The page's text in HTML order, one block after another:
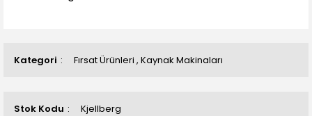
Kategori Fırsat Ürünleri , Kaynak Makinaları
Stok Kodu Kjellberg